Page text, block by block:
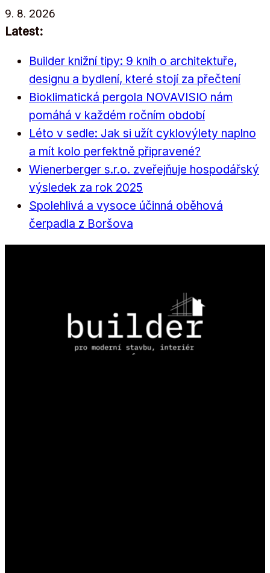
Přeskočit
na
9. 8. 2026
Latest:
Builder knižní tipy: 9 knih o architektuře,
designu a bydlení, které stojí za přečtení
Bioklimatická pergola NOVAVISIO nám
pomáhá v každém ročním období
Léto v sedle: Jak si užít cyklovýlety naplno
a mít kolo perfektně připravené?
Wienerberger s.r.o. zveřejňuje hospodářský
výsledek za rok 2025
Spolehlivá a vysoce účinná oběhová
čerpadla z Boršova